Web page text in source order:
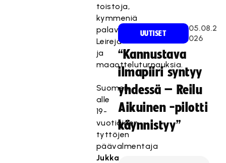
toistoja,
kymmeniä
palavereita.
Leirejä
ja
maaotteluturnauksia.
Suomen
alle
19-
vuotiaiden
tyttöjen
päävalmentaja
Jukka
UUTISET
05.08.2
026
“Kannustava
ilmapiiri syntyy
yhdessä – Reilu
Aikuinen -pilotti
käynnistyy”